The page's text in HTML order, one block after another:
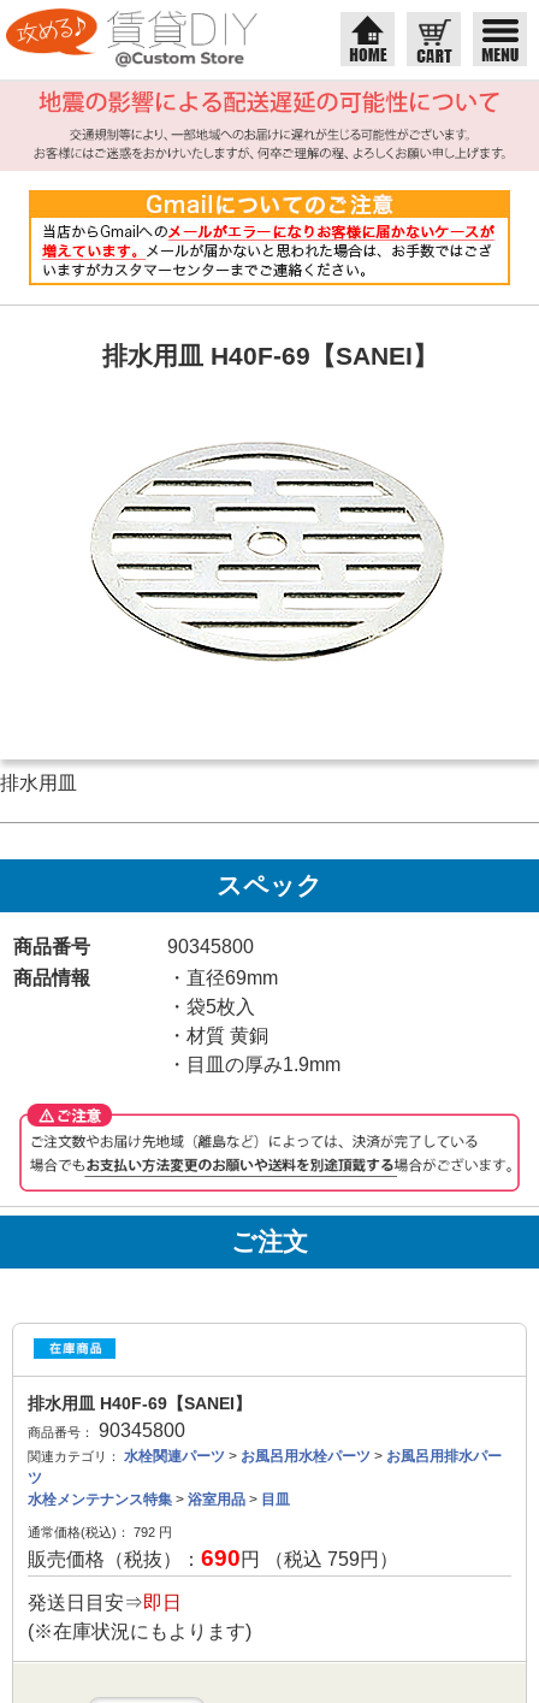
排水用皿 H40F-69【SANEI】
排水用皿
スペック
商品番号
90345800
商品情報
・直径69mm
・袋5枚入
・材質 黄銅
・目皿の厚み1.9mm
ご注文
排水用皿 H40F-69【SANEI】
商品番号： 90345800
関連カテゴリ： 水栓関連パーツ > お風呂用水栓パーツ > お風呂用排水パー
ツ
水栓メンテナンス特集 > 浴室用品 > 目皿
通常価格(税込)： 792 円
販売価格（税抜）： 690円 （税込 759円）
発送日目安⇒即日
(※在庫状況にもよります)